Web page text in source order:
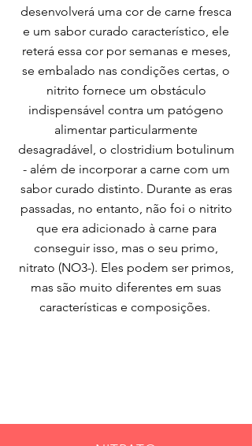
desenvolverá uma cor de carne fresca
e um sabor curado característico, ele
reterá essa cor por semanas e meses,
se embalado nas condições certas, o
nitrito fornece um obstáculo
indispensável contra um patógeno
alimentar particularmente
desagradável, o clostridium botulinum
- além de incorporar a carne com um
sabor curado distinto. Durante as eras
passadas, no entanto, não foi o nitrito
que era adicionado à carne para
conseguir isso, mas o seu primo,
nitrato (NO3-). Eles podem ser primos,
mas são muito diferentes em suas
características e composições.